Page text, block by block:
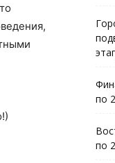
по
по